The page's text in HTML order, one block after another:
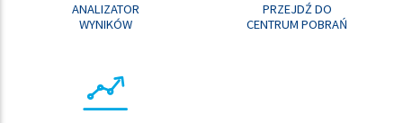
ANALIZATOR
WYNIKÓW
PRZEJDŹ DO
CENTRUM POBRAŃ